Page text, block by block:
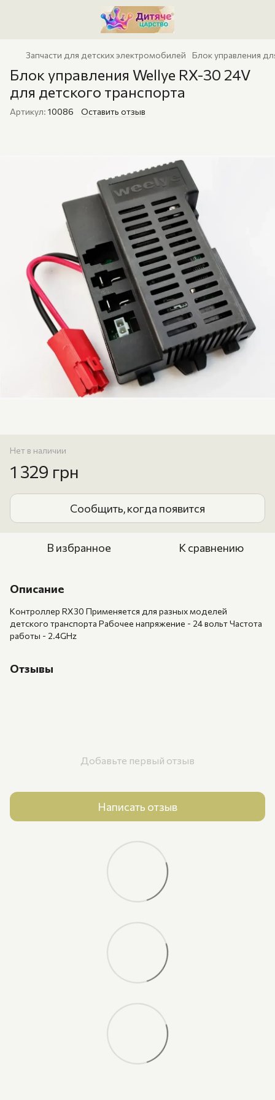
Запчасти для детских электромобилей Блок управления
Блок управления Wellye RX-30 24V
для детского транспорта
Артикул: 10086 Оставить отзыв
Нет в наличии
1 329 грн
Сообщить, когда появится
В избранное К сравнению
Описание
Контроллер RX30 Применяется для разных моделей
детского транспорта Рабочее напряжение - 24 вольт Частота
работы - 2.4GHz
Отзывы
Добавьте первый отзыв
Написать отзыв